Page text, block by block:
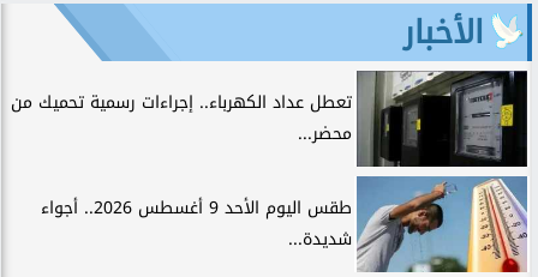
الأخبار
تعطل عداد الكهرباء.. إجراءات رسمية تحميك من
محضر...
طقس اليوم الأحد 9 أغسطس 2026.. أجواء
شديدة...